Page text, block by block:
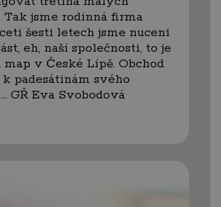
Tak jsme rodinná firma
šesti letech jsme nuceni
eh, naší společnosti, to je
map v České Lípě. Obchod
padesátinám svého
GŘ Eva Svobodová